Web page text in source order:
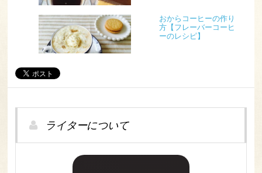
おからコーヒーの作り
方【フレーバーコーヒ
ーのレシピ】
ライターについて